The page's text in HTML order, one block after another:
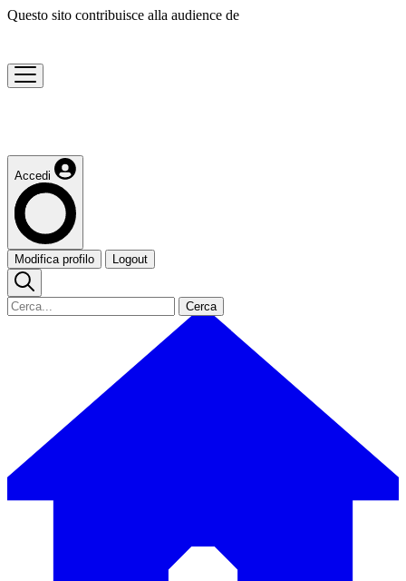
Questo sito contribuisce alla audience de
Accedi
Modifica profilo Logout
Cerca